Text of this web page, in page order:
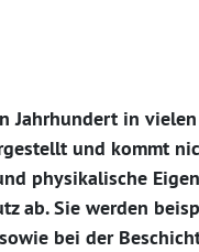
Jahrhundert in
und kommt
physikalische
ab. Sie werden
bei der